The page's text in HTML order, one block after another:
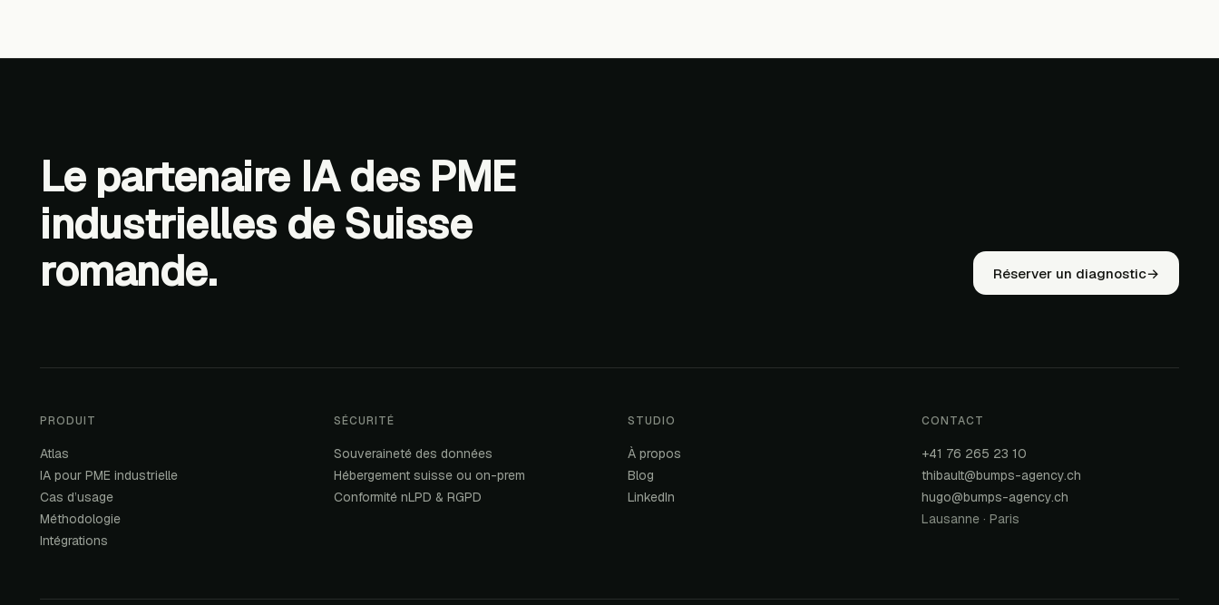
Le partenaire IA des PME
industrielles de Suisse
romande.
Réserver un diagnostic→
PRODUIT
Atlas
IA pour PME industrielle
Cas d’usage
Méthodologie
Intégrations
SÉCURITÉ
Souveraineté des données
Hébergement suisse ou on-prem
Conformité nLPD & RGPD
STUDIO
À propos
Blog
LinkedIn
CONTACT
+41 76 265 23 10
thibault@bumps-agency.ch
hugo@bumps-agency.ch
Lausanne · Paris